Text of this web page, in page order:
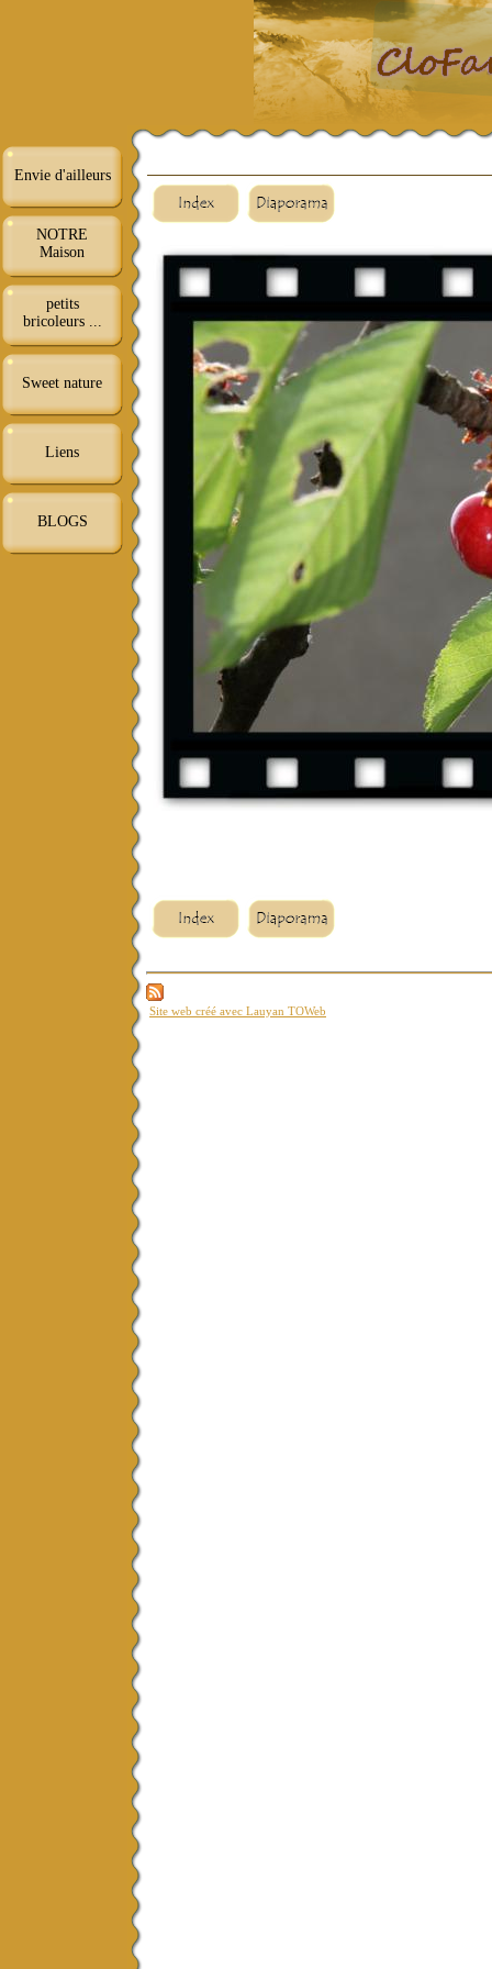
Envie d'ailleurs
NOTRE
Maison
petits
bricoleurs ...
Sweet nature
Liens
BLOGS
Site web créé avec Lauyan TOWeb